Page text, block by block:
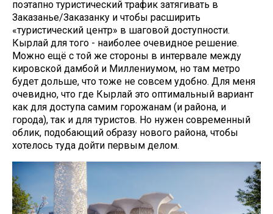
поэтапно туристический трафик затягивать в
Заказанье/Заказанку и чтобы расширить
«туристический центр» в шаговой доступности.
Кырлай для того - наиболее очевидное решение.
Можно ещё с той же стороны в интервале между
кировской дамбой и Миллениумом, но там метро
будет дольше, что тоже не совсем удобно. Для меня
очевидно, что где Кырлай это оптимальный вариант
как для доступа самим горожанам (и района, и
города), так и для туристов. Но нужен современный
облик, подобающий образу нового района, чтобы
хотелось туда дойти первым делом.